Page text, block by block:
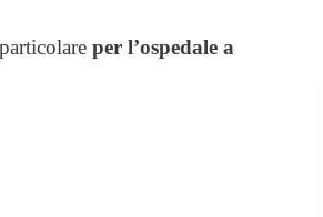
per l’ospedale a